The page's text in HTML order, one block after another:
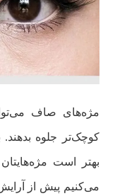
مژه‌های صاف
کوچک‌تر جلوه بدهند.
بهتر است
می‌کنیم پیش از